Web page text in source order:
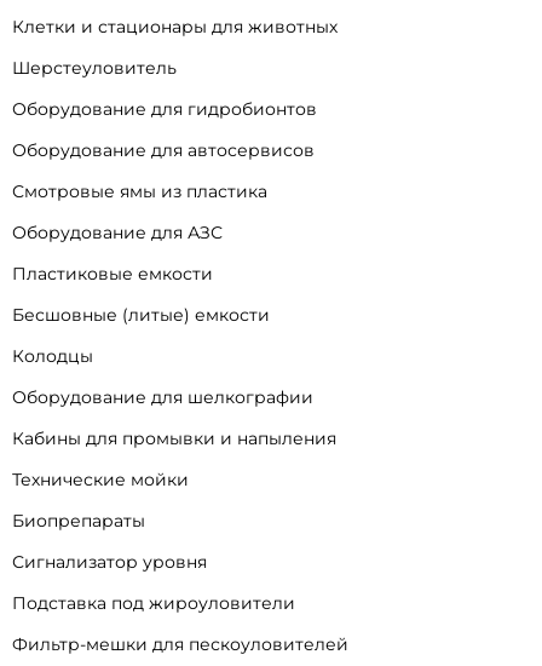
Клетки и стационары для животных
Шерстеуловитель
Оборудование для гидробионтов
Оборудование для автосервисов
Смотровые ямы из пластика
Оборудование для АЗС
Пластиковые емкости
Бесшовные (литые) емкости
Колодцы
Оборудование для шелкографии
Кабины для промывки и напыления
Технические мойки
Биопрепараты
Сигнализатор уровня
Подставка под жироуловители
Фильтр-мешки для пескоуловителей